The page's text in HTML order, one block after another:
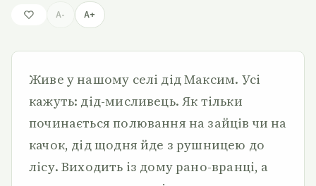
A- A+
Живе у нашому селі дід Максим. Усі
кажуть: дід-мисливець. Як тільки
починається полювання на зайців чи на
качок, дід щодня йде з рушницею до
лісу. Виходить із дому рано-вранці, а